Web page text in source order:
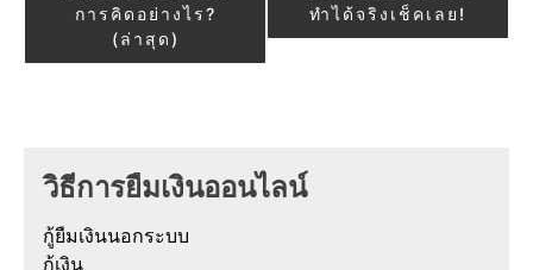
การคิดอย่างไร?
(ล่าสุด)
ทำได้จริงเช็คเลย!
วิธีการยืมเงินออนไลน์
กู้ยืมเงินนอกระบบ
กู้เงิน